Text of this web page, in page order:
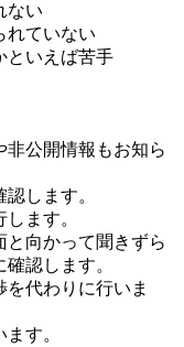
ない
れていない
といえば苦手
公開情報もお知ら
します。
ます。
向かって聞きずら
認します。
代わりに行いま
す。